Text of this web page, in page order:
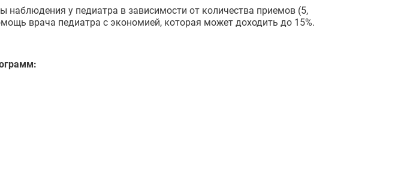
у педиатра в зависимости от количества приемов (5,
врача педиатра с экономией, которая может доходить до 15%.